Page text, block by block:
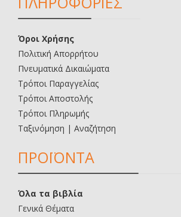
Όροι Χρήσης
Πολιτική Απορρήτου
Πνευματικά Δικαιώματα
Τρόποι Παραγγελίας
Τρόποι Αποστολής
Τρόποι Πληρωμής
Ταξινόμηση | Αναζήτηση
ΠΡΟΪΟΝΤΑ
Όλα τα βιβλία
Γενικά Θέματα